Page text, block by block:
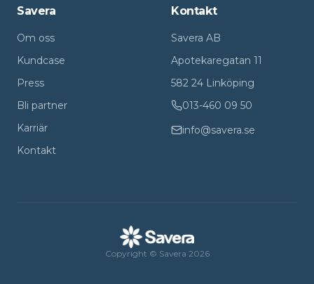
Savera
Om oss
Kundcase
Press
Bli partner
Karriär
Kontakt
Kontakt
Savera AB
Apotekaregatan 11
582 24 Linköping
013-460 09 50
info@savera.se
Copyright © Savera 2026